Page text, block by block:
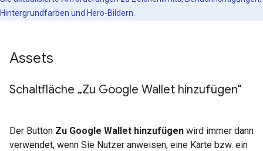
Hintergrundfarben und Hero-Bildern.
Assets
Schaltfläche „Zu Google Wallet hinzufügen“
Der Button Zu Google Wallet hinzufügen wird immer dann
verwendet, wenn Sie Nutzer anweisen, eine Karte bzw. ein